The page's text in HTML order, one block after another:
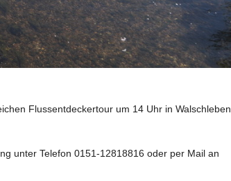
Flussentdeckertour um 14 Uhr in Walschleben
unter Telefon 0151-12818816 oder per Mail an